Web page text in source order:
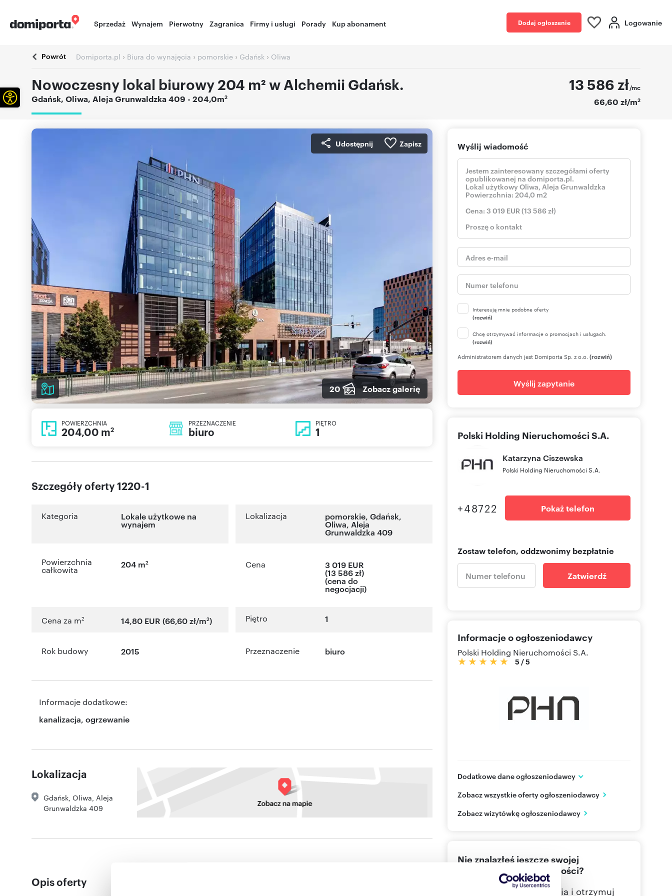
Sprzedaż Wynajem Pierwotny Zagranica Firmy i usługi Porady Kup abonament Dodaj ogłoszenie Logowanie
Powrót Domiporta.pl › Biura do wynajęcia › pomorskie › Gdańsk › Oliwa
Nowoczesny lokal biurowy 204 m² w Alchemii Gdańsk.
Gdańsk, Oliwa, Aleja Grunwaldzka 409 - 204,0m2
13 586 zł/mc
66,60 zł/m2
Udostępnij Zapisz
20 Zobacz galerię
POWIERZCHNIA
204,00 m2
PRZEZNACZENIE
biuro
PIĘTRO
1
Szczegóły oferty 1220-1
Kategoria Lokale użytkowe na
wynajem
Lokalizacja pomorskie,Gdańsk,
Oliwa, Aleja
Grunwaldzka 409
Powierzchnia
całkowita
204 m2 Cena 3 019 EUR
(13 586 zł)
(cena do
negocjacji)
Cena za m2 14,80 EUR (66,60 zł/m2) Piętro 1
Rok budowy 2015 Przeznaczenie biuro
Informacje dodatkowe:
kanalizacja, ogrzewanie
Lokalizacja
Gdańsk Oliwa Aleja
Grunwaldzka 409
Opis oferty
Wyślij wiadomość
Interesują mnie podobne oferty
(rozwiń)
Chcę otrzymywać informacje o promocjach i usługach.
(rozwiń)
Administratorem danych jest Domiporta Sp. z o.o. (rozwiń)
Wyślij zapytanie
Polski Holding Nieruchomości S.A.
Katarzyna Ciszewska
Polski Holding Nieruchomości S.A.
+48722 Pokaż telefon
Zostaw telefon, oddzwonimy bezpłatnie
Zatwierdź
Informacje o ogłoszeniodawcy
Polski Holding Nieruchomości S.A.
5 /5
Dodatkowe dane ogłoszeniodawcy
Warszawa
PL
Zobacz wszystkie oferty ogłoszeniodawcy
Zobacz wizytówkę ogłoszeniodawcy
Nie znalazłeś jeszcze swojej
wymarzonej nieruchomości?
Określ swoje oczekiwania i otrzymuj
Otwórz pasek narzędzi